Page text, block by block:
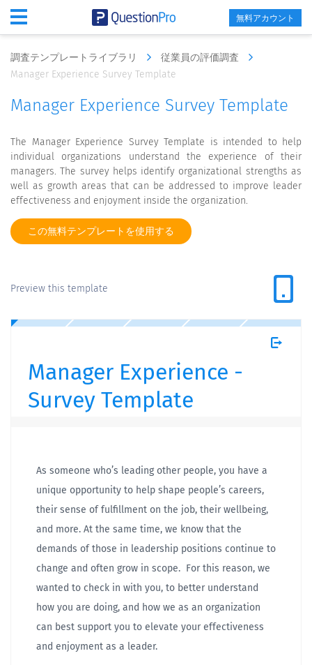
無料アカウント
調査テンプレートライブラリ
従業員の評価調査
Manager Experience Survey Template
Manager Experience Survey Template
The Manager Experience Survey Template is intended to help
individual organizations understand the experience of their
managers. The survey helps identify organizational strengths as
well as growth areas that can be addressed to improve leader
effectiveness and enjoyment inside the organization.
この無料テンプレートを使用する
Preview this template